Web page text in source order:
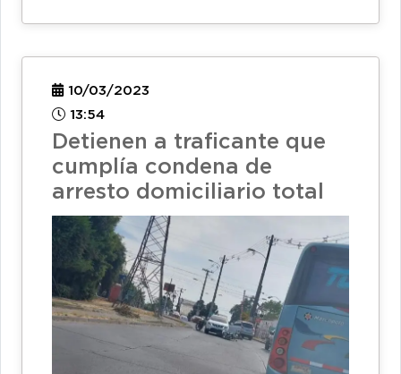
10/03/2023
13:54
Detienen a traficante que
cumplía condena de
arresto domiciliario total